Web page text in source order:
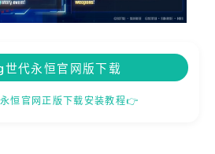
代永恒官网版下载
恒官网正版下载安装教程👉